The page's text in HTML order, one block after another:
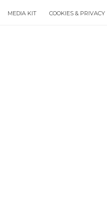
MEDIA KIT COOKIES & PRIVACY